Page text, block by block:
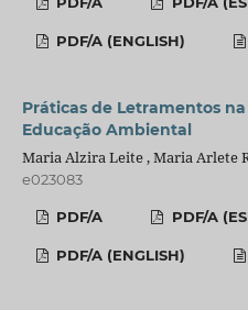
PDF/A (ENGLISH)
Práticas de Letramentos
Educação Ambiental
Maria Alzira Leite , Maria Arlete
e023083
PDF/A PDF/A
PDF/A (ENGLISH)